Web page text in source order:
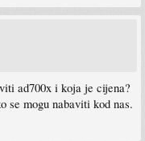
ad700x i koja je cijena?
se mogu nabaviti kod nas.